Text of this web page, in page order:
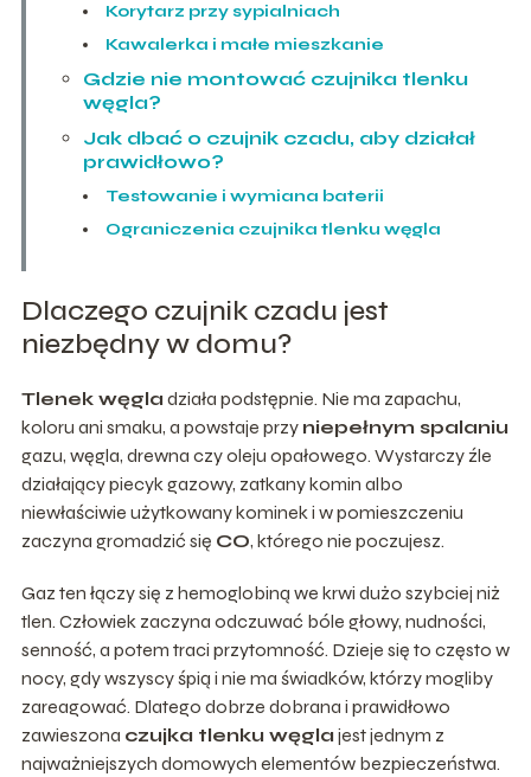
Korytarz przy sypialniach
Kawalerka i małe mieszkanie
Gdzie nie montować czujnika tlenku
węgla?
Jak dbać o czujnik czadu, aby działał
prawidłowo?
Testowanie i wymiana baterii
Ograniczenia czujnika tlenku węgla
Dlaczego czujnik czadu jest
niezbędny w domu?
Tlenek węgla działa podstępnie. Nie ma zapachu,
koloru ani smaku, a powstaje przy niepełnym spalaniu
gazu, węgla, drewna czy oleju opałowego. Wystarczy źle
działający piecyk gazowy, zatkany komin albo
niewłaściwie użytkowany kominek i w pomieszczeniu
zaczyna gromadzić się CO, którego nie poczujesz.
Gaz ten łączy się z hemoglobiną we krwi dużo szybciej niż
tlen. Człowiek zaczyna odczuwać bóle głowy, nudności,
senność, a potem traci przytomność. Dzieje się to często w
nocy, gdy wszyscy śpią i nie ma świadków, którzy mogliby
zareagować. Dlatego dobrze dobrana i prawidłowo
zawieszona czujka tlenku węgla jest jednym z
najważniejszych domowych elementów bezpieczeństwa.